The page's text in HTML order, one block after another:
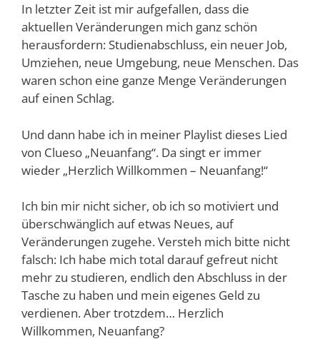
In letzter Zeit ist mir aufgefallen, dass die
aktuellen Veränderungen mich ganz schön
herausfordern: Studienabschluss, ein neuer Job,
Umziehen, neue Umgebung, neue Menschen. Das
waren schon eine ganze Menge Veränderungen
auf einen Schlag.
Und dann habe ich in meiner Playlist dieses Lied
von Clueso „Neuanfang“. Da singt er immer
wieder „Herzlich Willkommen – Neuanfang!“
Ich bin mir nicht sicher, ob ich so motiviert und
überschwänglich auf etwas Neues, auf
Veränderungen zugehe. Versteh mich bitte nicht
falsch: Ich habe mich total darauf gefreut nicht
mehr zu studieren, endlich den Abschluss in der
Tasche zu haben und mein eigenes Geld zu
verdienen. Aber trotzdem… Herzlich
Willkommen, Neuanfang?